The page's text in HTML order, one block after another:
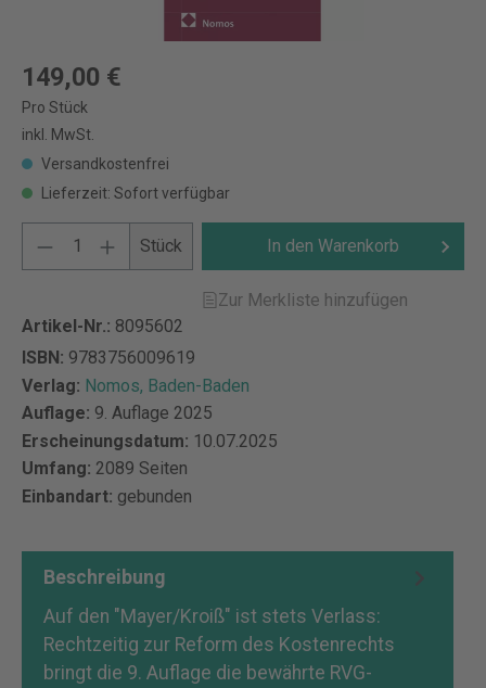
149,00 €
Pro Stück
inkl. MwSt.
Versandkostenfrei
Lieferzeit: Sofort verfügbar
Stück In den Warenkorb
Zur Merkliste hinzufügen
Artikel-Nr.: 8095602
ISBN: 9783756009619
Verlag: Nomos, Baden-Baden
Auflage: 9. Auflage 2025
Erscheinungsdatum: 10.07.2025
Umfang: 2089 Seiten
Einbandart: gebunden
Beschreibung
Auf den "Mayer/Kroiß" ist stets Verlass:
Rechtzeitig zur Reform des Kostenrechts
bringt die 9. Auflage die bewährte RVG-